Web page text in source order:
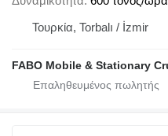
Τουρκία, Torbalı / İzmir